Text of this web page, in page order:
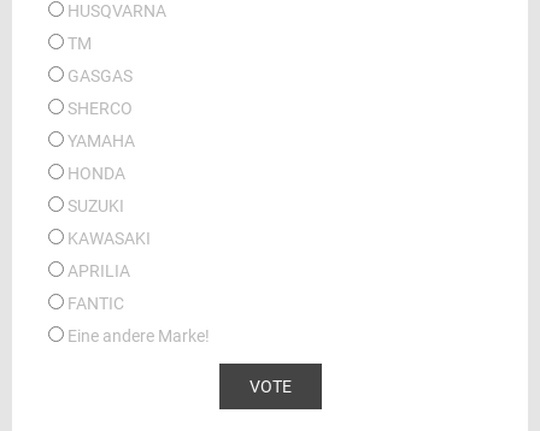
HUSQVARNA
TM
GASGAS
SHERCO
YAMAHA
HONDA
SUZUKI
KAWASAKI
APRILIA
FANTIC
Eine andere Marke!